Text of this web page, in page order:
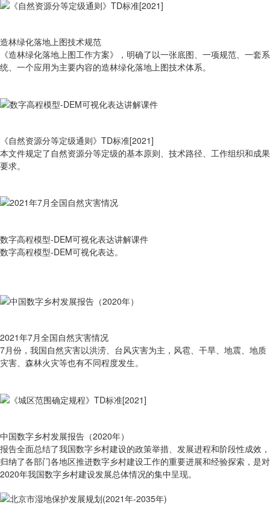
造林绿化落地上图技术规范
《造林绿化落地上图工作方案》，明确了以一张底图、一项规范、一套系
统、一个应用为主要内容的造林绿化落地上图技术体系。
《自然资源分等定级通则》TD标准[2021]
本文件规定了自然资源分等定级的基本原则、技术路径、工作组织和成果
要求。
数字高程模型-DEM可视化表达讲解课件
数字高程模型-DEM可视化表达。
2021年7月全国自然灾害情况
7月份，我国自然灾害以洪涝、台风灾害为主，风雹、干旱、地震、地质
灾害、森林火灾等也有不同程度发生。
中国数字乡村发展报告（2020年）
报告全面总结了我国数字乡村建设的政策举措、发展进程和阶段性成效，
归纳了各部门各地区推进数字乡村建设工作的重要进展和经验探索，是对
2020年我国数字乡村建设发展总体情况的集中呈现。